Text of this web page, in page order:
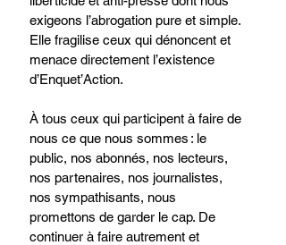
exigeons l’abrogation pure et simple.
Elle fragilise ceux qui dénoncent et
menace directement l’existence
d’Enquet’Action.
À tous ceux qui participent à faire de
nous ce que nous sommes : le
public, nos abonnés, nos lecteurs,
nos partenaires, nos journalistes,
nos sympathisants, nous
promettons de garder le cap. De
continuer à faire autrement et